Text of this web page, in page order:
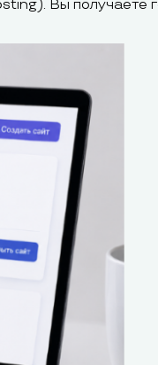
Вы получаете